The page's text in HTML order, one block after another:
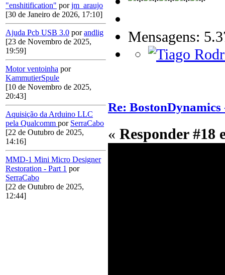
"enshitification" porjm_araujo
[30 de Janeiro de 2026, 17:10]
Ajuda Pcb USB 3.0 porandlig
[23 de Novembro de 2025,
19:59]
Motor ventoinha por
KammutierSpule
[10 de Novembro de 2025,
20:43]
Aquisição da Arduino LLC
pela Qualcomm por SerraCabo
[22 de Outubro de 2025,
14:16]
MMD-1 Mini Micro Designer
Restoration - Part 1 por
SerraCabo
[22 de Outubro de 2025,
12:44]
Mensagens:
Re:
« Responder #18